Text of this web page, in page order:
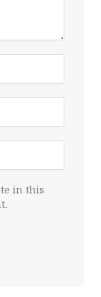
in this